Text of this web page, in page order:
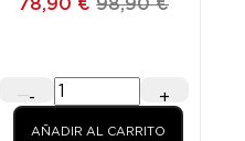
- +
AÑADIR AL CARRITO